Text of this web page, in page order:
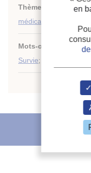
Thèmes :
médical
Mots-clés :
Survie;
L'IIF
en